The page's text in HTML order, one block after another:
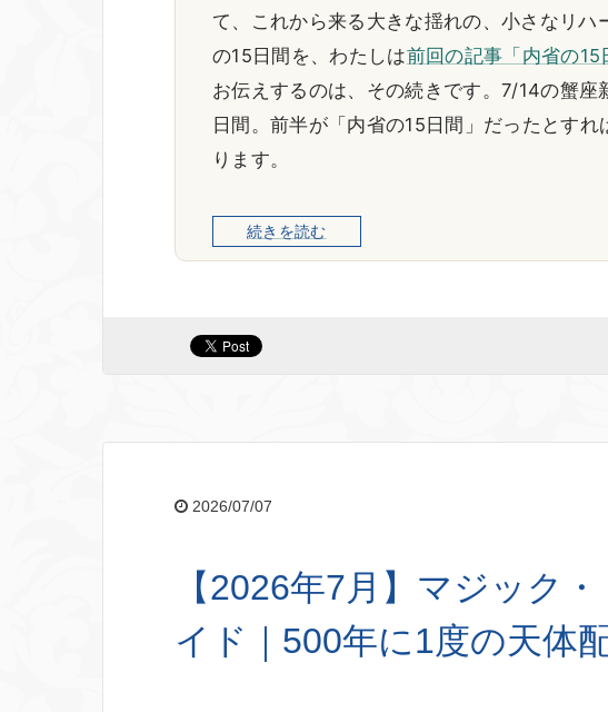
て、これから来る大きな揺れの、小さなリハ
の15日間を、わたしは前回の記事「内省の15
お伝えするのは、その続きです。7/14の蟹
日間。前半が「内省の15日間」だったとす
ります。
続きを読む
2026/07/07
【2026年7月】マジック
イド｜500年に1度の天体